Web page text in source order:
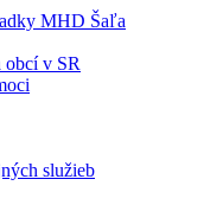
MHD Šaľa
obcí v SR
služieb